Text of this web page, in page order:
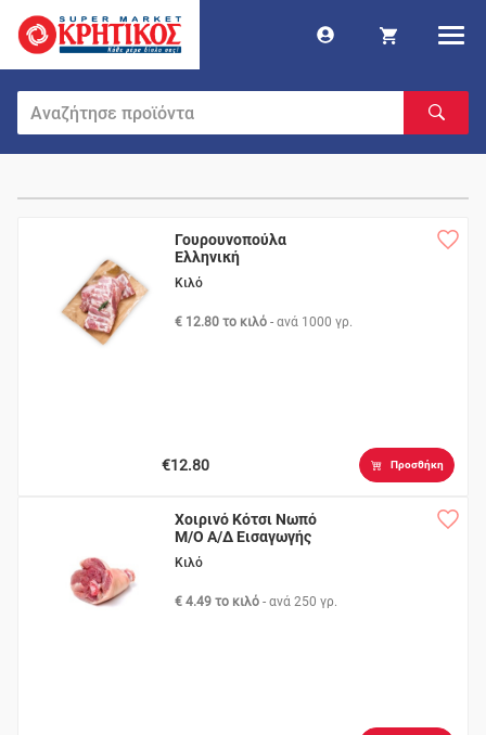
Γουρουνοπούλα
Ελληνική
Κιλό
€ 12.80 το κιλό - ανά 1000 γρ.
€12.80 Προσθήκη
Χοιρινό Κότσι Νωπό
Μ/Ο Α/Δ Εισαγωγής
Κιλό
€ 4.49 το κιλό - ανά250 γρ.